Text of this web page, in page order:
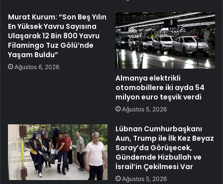
Murat Kurum: “Son Beş Yılın
En Yüksek Yavru Sayısına
Ulaşarak 12 Bin 800 Yavru
Filamingo Tuz Gölü’nde
Yaşam Buldu”
Ağustos 6, 2026
Almanya elektrikli
otomobillere iki ayda 54
milyon euro teşvik verdi
Ağustos 5, 2026
Lübnan Cumhurbaşkanı
Aun, Trump ile İlk Kez Beyaz
Saray’da Görüşecek,
Gündemde Hizbullah ve
İsrail’in Çekilmesi Var
Ağustos 5, 2026